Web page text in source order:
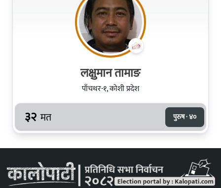
लक्षुमान तामाङ
पाँचथर-१, कोशी प्रदेश
३२ मत पुरुष · ४०